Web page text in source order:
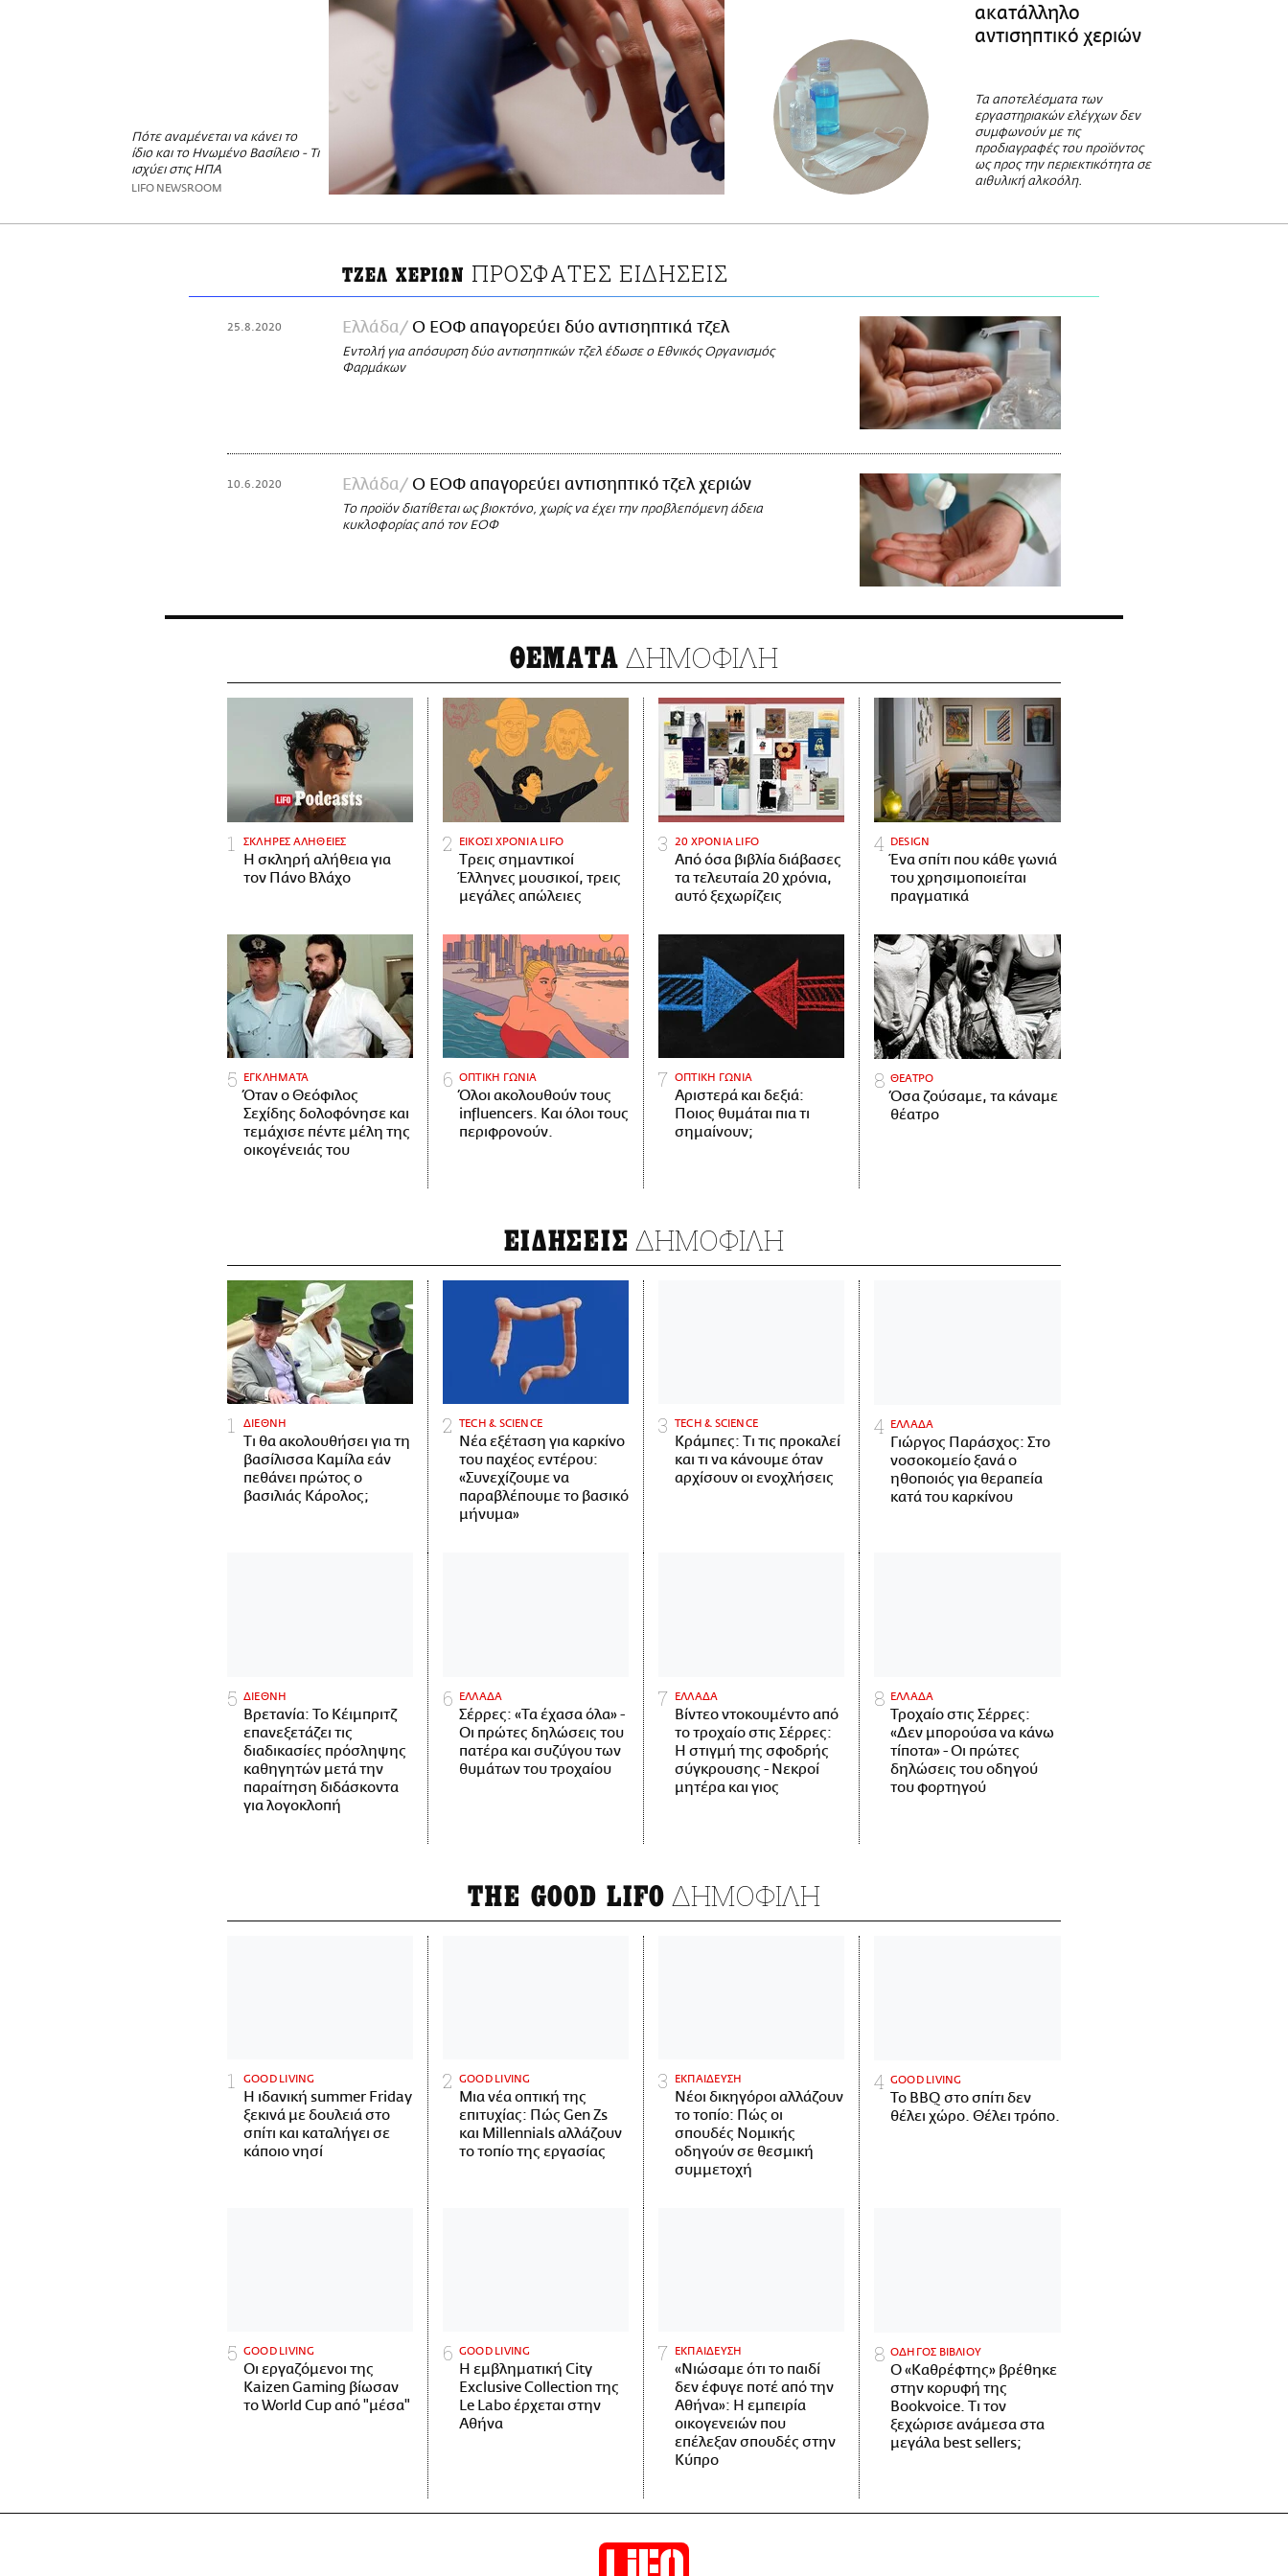
Πότε αναμένεται να κάνει το
ίδιο και το Ηνωμένο Βασίλειο - Τι
ισχύει στις ΗΠΑ
LIFO NEWSROOM
ακατάλληλο
αντισηπτικό χεριών
Τα αποτελέσματα των
εργαστηριακών ελέγχων δεν
συμφωνούν με τις
προδιαγραφές του προϊόντος
ως προς την περιεκτικότητα σε
αιθυλική αλκοόλη.
ΤΖΕΛ ΧΕΡΙΩΝ ΠΡΟΣΦΑΤΕΣ ΕΙΔΗΣΕΙΣ
25.8.2020 Ελλάδα Ο ΕΟΦ απαγορεύει δύο αντισηπτικά τζελ
Εντολή για απόσυρση δύο αντισηπτικών τζελ έδωσε ο Εθνικός Οργανισμός
Φαρμάκων
10.6.2020 Ελλάδα Ο ΕΟΦ απαγορεύει αντισηπτικό τζελ χεριών
Το προϊόν διατίθεται ως βιοκτόνο, χωρίς να έχει την προβλεπόμενη άδεια
κυκλοφορίας από τον ΕΟΦ
ΘΕΜΑΤΑ ΔΗΜΟΦΙΛΗ
ΣΚΛΗΡΕΣ ΑΛΗΘΕΙΕΣ
H σκληρή αλήθεια για
τον Πάνο Βλάχο
ΕΙΚΟΣΙ ΧΡΟΝΙΑ LIFO
Tρεις σημαντικοί
Έλληνες μουσικοί, τρεις
μεγάλες απώλειες
20 ΧΡΟΝΙΑ LIFO
Από όσα βιβλία διάβασες
τα τελευταία 20 χρόνια,
αυτό ξεχωρίζεις
DESIGN
Ένα σπίτι που κάθε γωνιά
του χρησιμοποιείται
πραγματικά
ΕΓΚΛΗΜΑΤΑ
Όταν ο Θεόφιλος
Σεχίδης δολοφόνησε και
τεμάχισε πέντε μέλη της
οικογένειάς του
ΟΠΤΙΚΗ ΓΩΝΙΑ
Όλοι ακολουθούν τους
influencers. Και όλοι τους
περιφρονούν.
ΟΠΤΙΚΗ ΓΩΝΙΑ
Αριστερά και δεξιά:
Ποιος θυμάται πια τι
σημαίνουν;
ΘΕΑΤΡΟ
Όσα ζούσαμε, τα κάναμε
θέατρο
ΕΙΔΗΣΕΙΣ ΔΗΜΟΦΙΛΗ
ΔΙΕΘΝΗ
Τι θα ακολουθήσει για τη
βασίλισσα Καμίλα εάν
πεθάνει πρώτος ο
βασιλιάς Κάρολος;
ΤECH & SCIENCE
Νέα εξέταση για καρκίνο
του παχέος εντέρου:
«Συνεχίζουμε να
παραβλέπουμε το βασικό
μήνυμα»
ΤECH & SCIENCE
Κράμπες: Τι τις προκαλεί
και τι να κάνουμε όταν
αρχίσουν οι ενοχλήσεις
ΕΛΛΑΔΑ
Γιώργος Παράσχος: Στο
νοσοκομείο ξανά ο
ηθοποιός για θεραπεία
κατά του καρκίνου
ΔΙΕΘΝΗ
Βρετανία: Το Κέιμπριτζ
επανεξετάζει τις
διαδικασίες πρόσληψης
καθηγητών μετά την
παραίτηση διδάσκοντα
για λογοκλοπή
ΕΛΛΑΔΑ
Σέρρες: «Τα έχασα όλα» -
Οι πρώτες δηλώσεις του
πατέρα και συζύγου των
θυμάτων του τροχαίου
ΕΛΛΑΔΑ
Βίντεο ντοκουμέντο από
το τροχαίο στις Σέρρες:
Η στιγμή της σφοδρής
σύγκρουσης - Νεκροί
μητέρα και γιος
ΕΛΛΑΔΑ
Τροχαίο στις Σέρρες:
«Δεν μπορούσα να κάνω
τίποτα» - Οι πρώτες
δηλώσεις του οδηγού
του φορτηγού
THE GOOD LIFO ΔΗΜΟΦΙΛΗ
GOOD LIVING
Η ιδανική summer Friday
ξεκινά με δουλειά στο
σπίτι και καταλήγει σε
κάποιο νησί
GOOD LIVING
Μια νέα οπτική της
επιτυχίας: Πώς Gen Zs
και Millennials αλλάζουν
το τοπίο της εργασίας
ΕΚΠΑΙΔΕΥΣΗ
Νέοι δικηγόροι αλλάζουν
το τοπίο: Πώς οι
σπουδές Νομικής
οδηγούν σε θεσμική
συμμετοχή
GOOD LIVING
Το BBQ στο σπίτι δεν
θέλει χώρο. Θέλει τρόπο.
GOOD LIVING
Οι εργαζόμενοι της
Kaizen Gaming βίωσαν
το World Cup από "μέσα"
GOOD LIVING
Η εμβληματική City
Exclusive Collection της
Le Labo έρχεται στην
Αθήνα
ΕΚΠΑΙΔΕΥΣΗ
«Νιώσαμε ότι το παιδί
δεν έφυγε ποτέ από την
Αθήνα»: Η εμπειρία
οικογενειών που
επέλεξαν σπουδές στην
Κύπρο
ΟΔΗΓΟΣ ΒΙΒΛΙΟΥ
Ο «Καθρέφτης» βρέθηκε
στην κορυφή της
Bookvoice. Τι τον
ξεχώρισε ανάμεσα στα
μεγάλα best sellers;